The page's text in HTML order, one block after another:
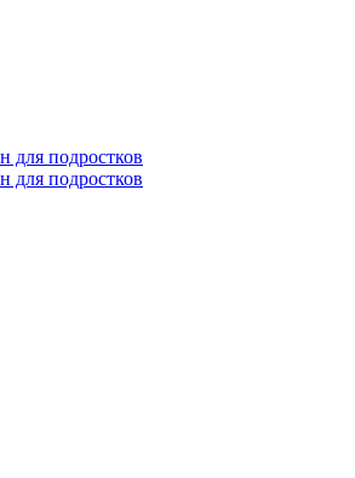
для подростков
для подростков